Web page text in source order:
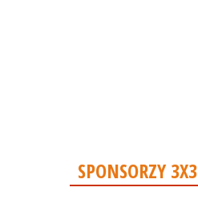
SPONSORZY 3X3